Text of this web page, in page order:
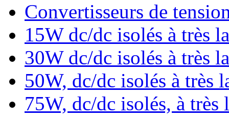
Convertisseurs de
15W dc/dc isolés à très
30W dc/dc isolés à très
50W, dc/dc isolés à très
75W, dc/dc isolés, à très